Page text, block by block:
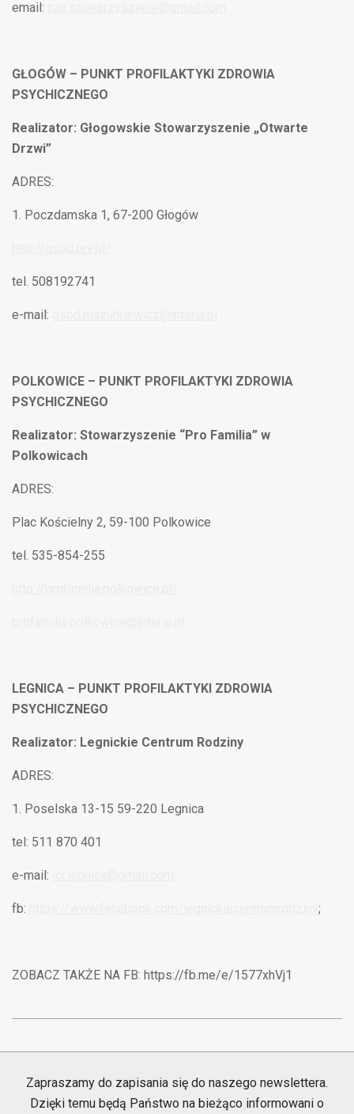
email:
GŁOGÓW – PUNKT PROFILAKTYKI ZDROWIA
PSYCHICZNEGO
Realizator: Głogowskie Stowarzyszenie „Otwarte
Drzwi”
ADRES:
Poczdamska 1, 67-200 Głogów
tel. 508192741
e-mail:
POLKOWICE – PUNKT PROFILAKTYKI ZDROWIA
PSYCHICZNEGO
Realizator: Stowarzyszenie “Pro Familia” w
Polkowicach
ADRES:
Plac Kościelny 2, 59-100 Polkowice
tel. 535-854-255
LEGNICA – PUNKT PROFILAKTYKI ZDROWIA
PSYCHICZNEGO
Realizator: Legnickie Centrum Rodziny
ADRES:
Poselska 13-15 59-220 Legnica
tel: 511 870 401
e-mail:
fb: ;
ZOBACZ TAKŻE NA FB: https://fb.me/e/1577xhVj1
Zapraszamy do zapisania się do naszego newslettera.
Dzięki temu będą Państwo na bieżąco informowani o